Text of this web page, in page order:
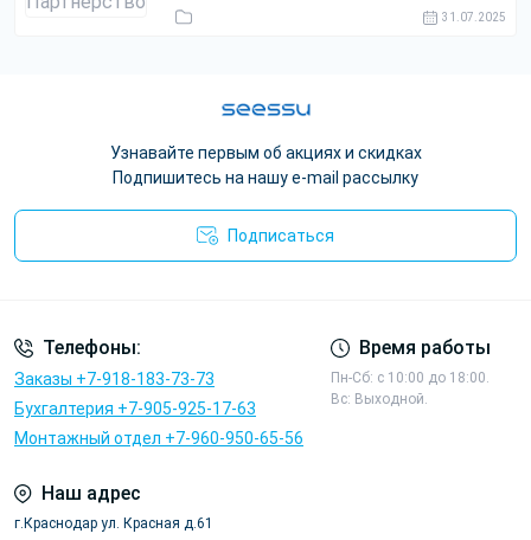
31.07.2025
Узнавайте первым об акциях и скидках
Подпишитесь на нашу e-mail рассылку
Подписаться
Телефоны:
Заказы +7-918-183-73-73
Бухгалтерия +7-905-925-17-63
Монтажный отдел +7-960-950-65-56
Время работы
Пн-Сб: с 10:00 до 18:00.
Вс: Выходной.
Наш адрес
г.Краснодар ул. Красная д.61